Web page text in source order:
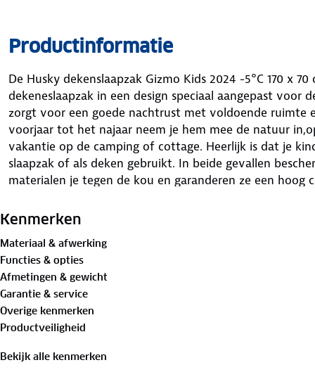
Productinformatie
De Husky dekenslaapzak Gizmo Kids 2024 -5°C 170 x
dekeneslaapzak in een design speciaal aangepast voor
zorgt voor een goede nachtrust met voldoende ruimte
voorjaar tot het najaar neem je hem mee de natuur
vakantie op de camping of cottage. Heerlijk is dat je
slaapzak of als deken gebruikt. In beide gevallen
materialen je tegen de kou en garanderen ze een hoog
Onderstaand de kenmerken van de Husky Gizmo Kids
Buitenzijde gemaakt van 100% Polypongee
Binnenzijde gemaakt van 65% Polyester en 35% Katoen
Vulling gemaakt van vierkanaals hollowfibre
Hoogwaardige 4-kanaals holle vezelvulling voor
Hoge weerstand tegen slecht weer
Speciaal voor kinderen
Ademend vermogen
Ruime slaapzak
Kenmerken
Materiaal & afwerking
Functies & opties
Afmetingen & gewicht
Garantie & service
Overige kenmerken
Productveiligheid
Bekijk alle kenmerken